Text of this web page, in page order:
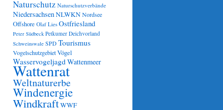
Naturschutz Naturschutzverbände
NiedersachsenNLWKNNordsee
Offshore Olaf Lies Ostfriesland
Peter Südbeck Petkumer Deichvorland
Schweinswale SPDTourismus
VogelschutzgebietVögel
WasservogeljagdWattenmeer
Wattenrat
Weltnaturerbe
Windenergie
WindkraftWWF